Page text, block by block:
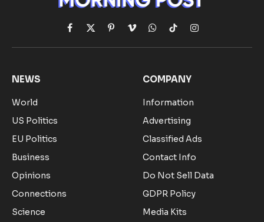
Facebook
X
(Twitter)
Pinterest
VimeoWhatsApp
TikTokInstagram
NEWS
World
US Politics
EU Politics
Business
Opinions
Connections
Science
COMPANY
Information
Advertising
Classified Ads
Contact Info
Do Not Sell Data
GDPR Policy
Media Kits